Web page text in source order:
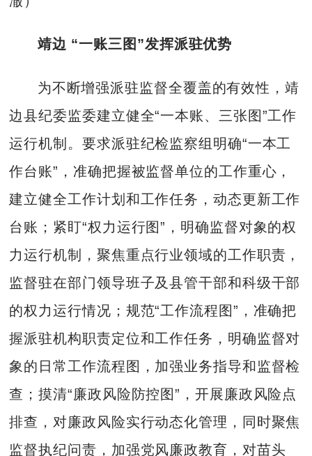
靖边 “一账三图”发挥派驻优势
为不断增强派驻监督全覆盖的有效性，靖
边县纪委监委建立健全“一本账、三张图”工作
运行机制。要求派驻纪检监察组明确“一本工
作台账”，准确把握被监督单位的工作重心，
建立健全工作计划和工作任务，动态更新工作
台账；紧盯“权力运行图”，明确监督对象的权
力运行机制，聚焦重点行业领域的工作职责，
监督驻在部门领导班子及县管干部和科级干部
的权力运行情况；规范“工作流程图”，准确把
握派驻机构职责定位和工作任务，明确监督对
象的日常工作流程图，加强业务指导和监督检
查；摸清“廉政风险防控图”，开展廉政风险点
排查，对廉政风险实行动态化管理，同时聚焦
监督执纪问责，加强党风廉政教育，对苗头